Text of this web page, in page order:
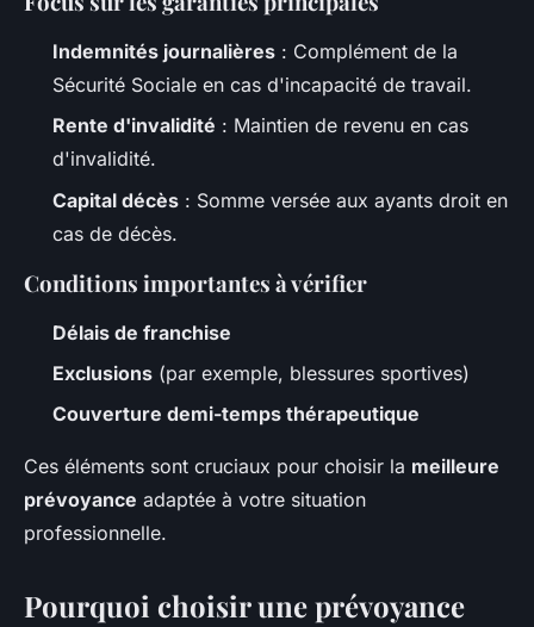
Indemnités journalières : Complément de la
Sécurité Sociale en cas d'incapacité de travail.
Rente d'invalidité : Maintien de revenu en cas
d'invalidité.
Capital décès : Somme versée aux ayants droit en
cas de décès.
Conditions importantes à vérifier
Délais de franchise
Exclusions (par exemple, blessures sportives)
Couverture demi-temps thérapeutique
Ces éléments sont cruciaux pour choisir la meilleure
prévoyance adaptée à votre situation
professionnelle.
Pourquoi choisir une prévoyance